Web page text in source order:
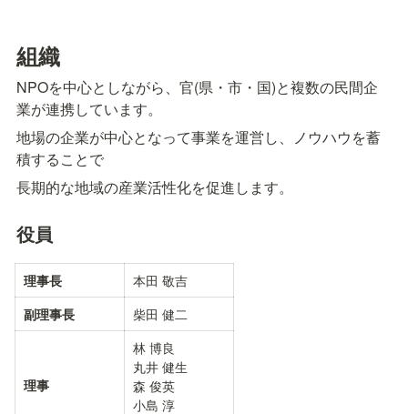
組織
NPOを中心としながら、官(県・市・国)と複数の民間企
業が連携しています。
地場の企業が中心となって事業を運営し、ノウハウを蓄
積することで
長期的な地域の産業活性化を促進します。
役員
理事長 本田 敬吉
副理事長 柴田 健二
理事
林 博良
丸井 健生
森 俊英
小島 淳